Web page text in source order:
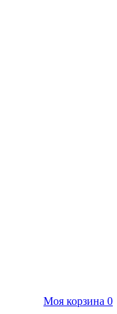
Моя корзина 0